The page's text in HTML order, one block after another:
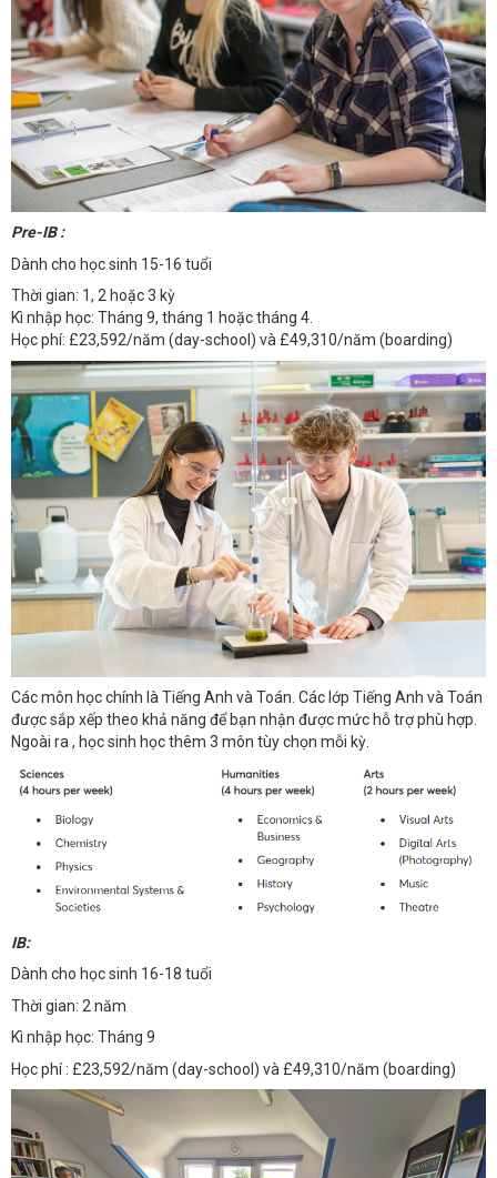
Pre-IB :
Dành cho học sinh 15-16 tuổi
Thời gian: 1, 2 hoặc 3 kỳ
Kì nhập học: Tháng 9, tháng 1 hoặc tháng 4.
Học phí: £23,592/năm (day-school) và £49,310/năm (boarding)
Các môn học chính là Tiếng Anh và Toán. Các lớp Tiếng Anh và Toán
được sắp xếp theo khả năng để bạn nhận được mức hỗ trợ phù hợp.
Ngoài ra , học sinh học thêm 3 môn tùy chọn mỗi kỳ.
IB:
Dành cho học sinh 16-18 tuổi
Thời gian: 2 năm
Kì nhập học: Tháng 9
Học phí : £23,592/năm (day-school) và £49,310/năm (boarding)